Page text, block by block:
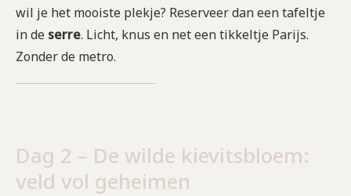
wil je het mooiste plekje? Reserveer dan een tafeltje
in de serre. Licht, knus en net een tikkeltje Parijs.
Zonder de metro.
Dag 2 – De wilde kievitsbloem:
veld vol geheimen